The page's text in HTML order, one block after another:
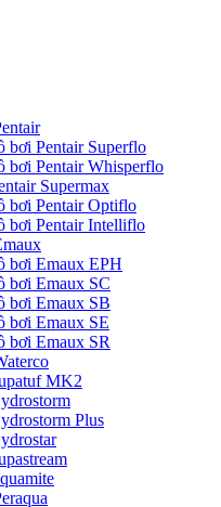
bơi Pentair Superflo
bơi Pentair Whisperflo
Supermax
bơi Pentair Optiflo
bơi Pentair Intelliflo
bơi Emaux EPH
bơi Emaux SC
bơi Emaux SB
bơi Emaux SE
bơi Emaux SR
MK2
Plus